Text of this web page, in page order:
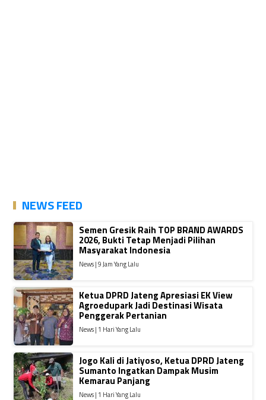
NEWS FEED
Semen Gresik Raih TOP BRAND AWARDS
2026, Bukti Tetap Menjadi Pilihan
Masyarakat Indonesia
News | 9 Jam Yang Lalu
Ketua DPRD Jateng Apresiasi EK View
Agroedupark Jadi Destinasi Wisata
Penggerak Pertanian
News | 1 Hari Yang Lalu
Jogo Kali di Jatiyoso, Ketua DPRD Jateng
Sumanto Ingatkan Dampak Musim
Kemarau Panjang
News | 1 Hari Yang Lalu